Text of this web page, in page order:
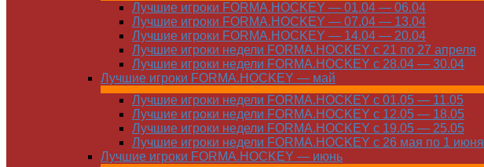
Лучшие игроки FORMA.HOCKEY — 01.04 — 06.04
Лучшие игроки FORMA.HOCKEY — 07.04 — 13.04
Лучшие игроки FORMA.HOCKEY — 14.04 — 20.04
Лучшие игроки недели FORMA.HOCKEY с 21 по 27 апреля
Лучшие игроки недели FORMA.HOCKEY с 28.04 — 30.04
Лучшие игроки FORMA.HOCKEY — май
Лучшие игроки недели FORMA.HOCKEY с 01.05 — 11.05
Лучшие игроки недели FORMA.HOCKEY с 12.05 — 18.05
Лучшие игроки недели FORMA.HOCKEY с 19.05 — 25.05
Лучшие игроки недели FORMA.HOCKEY с 26 мая по 1 июня
Лучшие игроки FORMA.HOCKEY — июнь